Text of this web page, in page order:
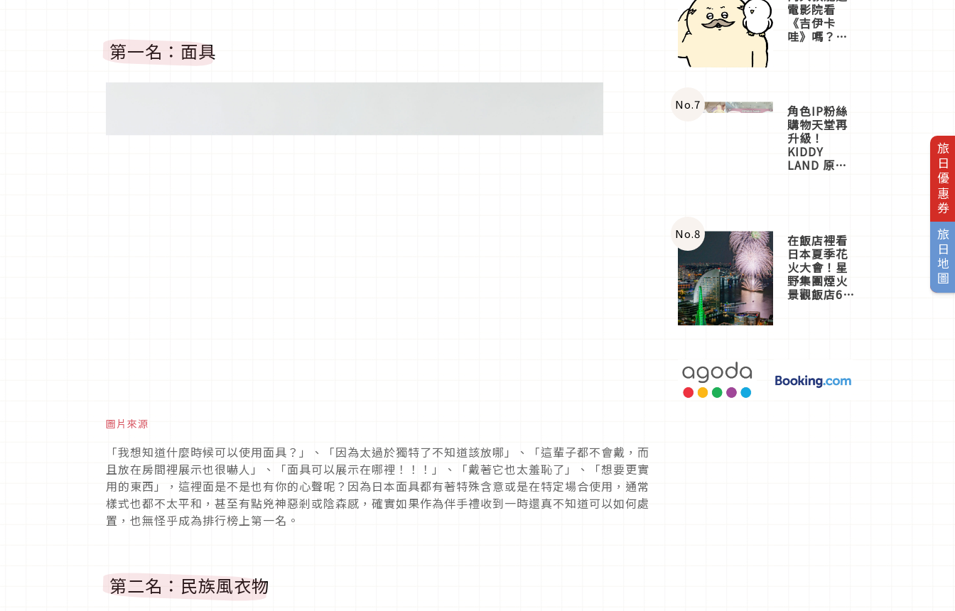
旅日優惠券
旅日地圖
第一名：面具
圖片來源
「我想知道什麼時候可以使用面具？」、「因為太過於獨特了不知道該放哪」、「這輩子都不會戴，而
且放在房間裡展示也很嚇人」、「面具可以展示在哪裡！！！」、「戴著它也太羞恥了」、「想要更實
用的東西」，這裡面是不是也有你的心聲呢？因為日本面具都有著特殊含意或是在特定場合使用，通常
樣式也都不太平和，甚至有點兇神惡剎或陰森感，確實如果作為伴手禮收到一時還真不知道可以如何處
置，也無怪乎成為排行榜上第一名。
第二名：民族風衣物
電影院看
《吉伊卡
哇》嗎？日
一同給出了
答案
No.7 角色IP粉絲
購物天堂再
升級！
KIDDY
LAND 原宿
店3分即達
No.8 在飯店裡看
日本夏季花
火大會！星
野集團煙火
景觀飯店6